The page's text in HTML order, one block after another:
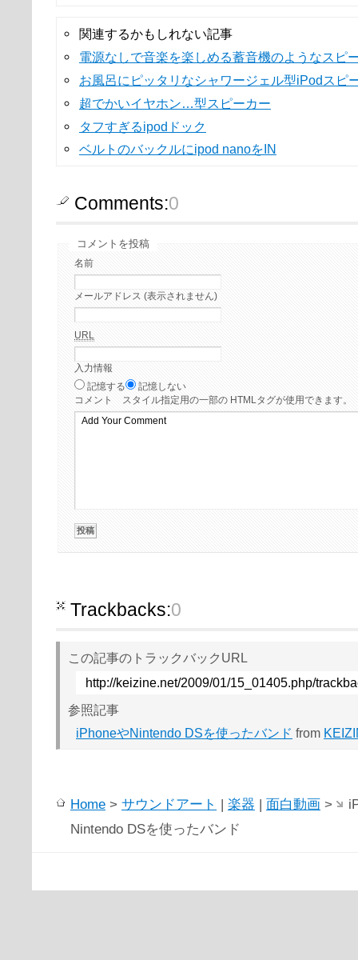
関連するかもしれない記事
電源なしで音楽を楽しめる蓄音機のようなスピ
お風呂にピッタリなシャワージェル型iPodスピ
超でかいイヤホン…型スピーカー
タフすぎるipodドック
ベルトのバックルにipod nanoをIN
Comments:0
コメントを投稿
名前
メールアドレス (表示されません)
URL
入力情報
記憶する
記憶しない
コメント
スタイル指定用の一部の HTMLタグが使用できます。
Trackbacks:0
この記事のトラックバックURL
http://keizine.net/2009/01/15_01405.php/
参照記事
iPhoneやNintendo DSを使ったバンド from
Home > サウンドアート | 楽器 | 面白動画 >
Nintendo DSを使ったバンド